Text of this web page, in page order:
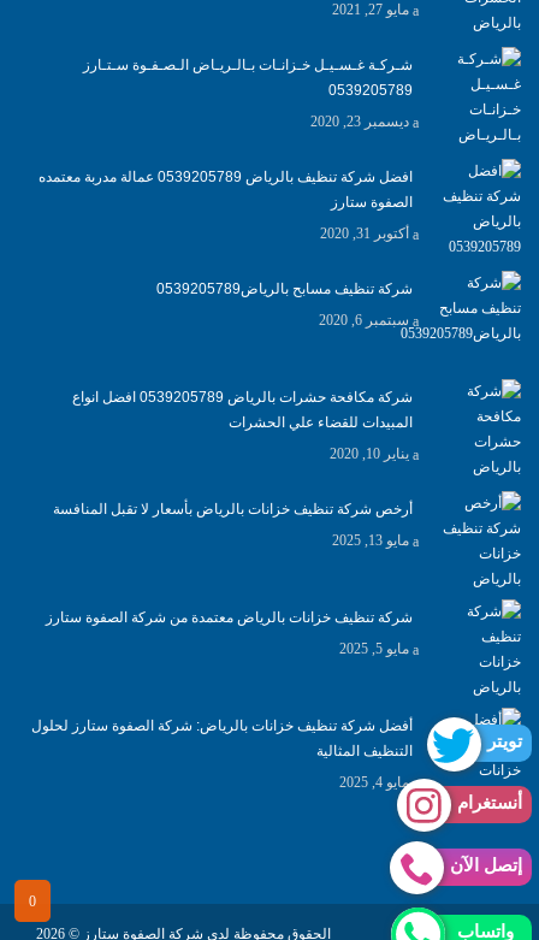
مايو 27, 2021
شـركـة غـسـيـل خـزانـات بـالـريـاض الـصـفـوة سـتـارز
0539205789
ديسمبر 23, 2020
افضل شركة تنظيف بالرياض 0539205789 عمالة مدربة معتمده
الصفوة ستارز
أكتوبر 31, 2020
شركة تنظيف مسابح بالرياض0539205789
سبتمبر 6, 2020
شركة مكافحة حشرات بالرياض 0539205789 افضل انواع
المبيدات للقضاء علي الحشرات
يناير 10, 2020
أرخص شركة تنظيف خزانات بالرياض بأسعار لا تقبل المنافسة
مايو 13, 2025
شركة تنظيف خزانات بالرياض معتمدة من شركة الصفوة ستارز
مايو 5, 2025
أفضل شركة تنظيف خزانات بالرياض: شركة الصفوة ستارز لحلول
التنظيف المثالية
مايو 4, 2025
FAWAZ الحقوق محفوظة لدى شركة الصفوة ستارز © 2026
إتصل الآن
واتساب
أنستغرام
تويتر